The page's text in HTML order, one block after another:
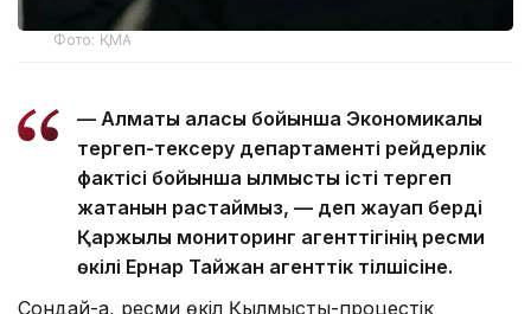
Фото: ҚМА
— Алматы қаласы бойынша Экономикалық
тергеп-тексеру департаменті рейдерлік
фактісі бойынша қылмыстық істі тергеп
жатқанын растаймыз, — деп жауап берді
Қаржылық мониторинг агенттігінің ресми
өкілі Ернар Тайжан агенттік тілшісіне.
Сондай-ақ, ресми өкіл Қылмыстық-процестік